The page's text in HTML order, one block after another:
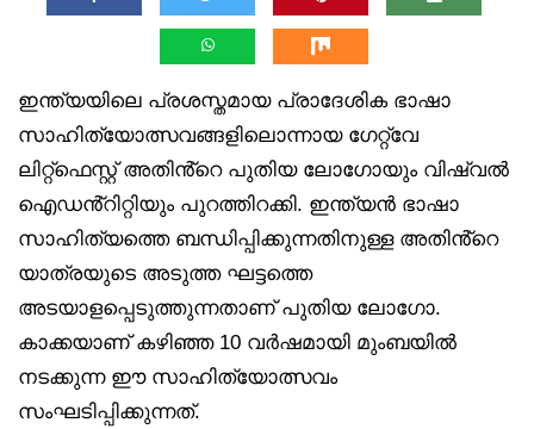
ഇന്ത്യയിലെ പ്രശസ്തമായ പ്രാദേശിക ഭാഷാ
സാഹിത്യോത്സവങ്ങളിലൊന്നായ ഗേറ്റ്‌വേ
ലിറ്റ്‌ഫെസ്റ്റ് അതിൻ്റെ പുതിയ ലോഗോയും വിഷ്വൽ
ഐഡൻ്റിറ്റിയും പുറത്തിറക്കി. ഇന്ത്യൻ ഭാഷാ
സാഹിത്യത്തെ ബന്ധിപ്പിക്കുന്നതിനുള്ള അതിൻ്റെ
യാത്രയുടെ അടുത്ത ഘട്ടത്തെ
അടയാളപ്പെടുത്തുന്നതാണ് പുതിയ ലോഗോ.
കാക്കയാണ് കഴിഞ്ഞ 10 വർഷമായി മുംബയിൽ
നടക്കുന്ന ഈ സാഹിത്യോത്സവം
സംഘടിപ്പിക്കുന്നത്.